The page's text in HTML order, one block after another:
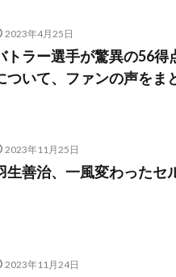
2023年4月25日
トラー選手が驚異の56得
ついて、ファンの声をま
2023年11月25日
生善治、一風変わったセ
2023年11月24日